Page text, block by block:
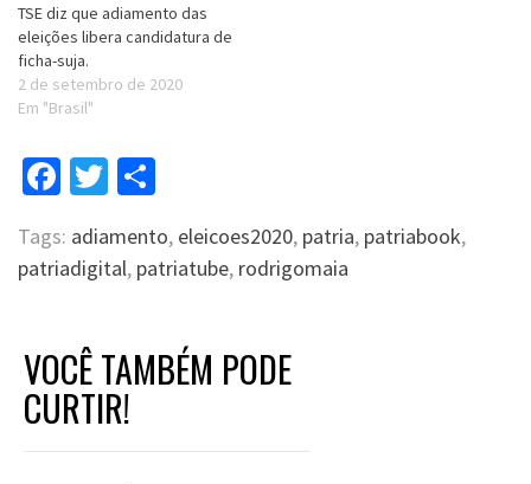
TSE diz que adiamento das
eleições libera candidatura de
ficha-suja.
2 de setembro de 2020
Em "Brasil"
Facebook
Twitter
Tags: adiamento, eleicoes2020, patria, patriabook,
patriadigital, patriatube, rodrigomaia
VOCÊ TAMBÉM PODE
CURTIR!